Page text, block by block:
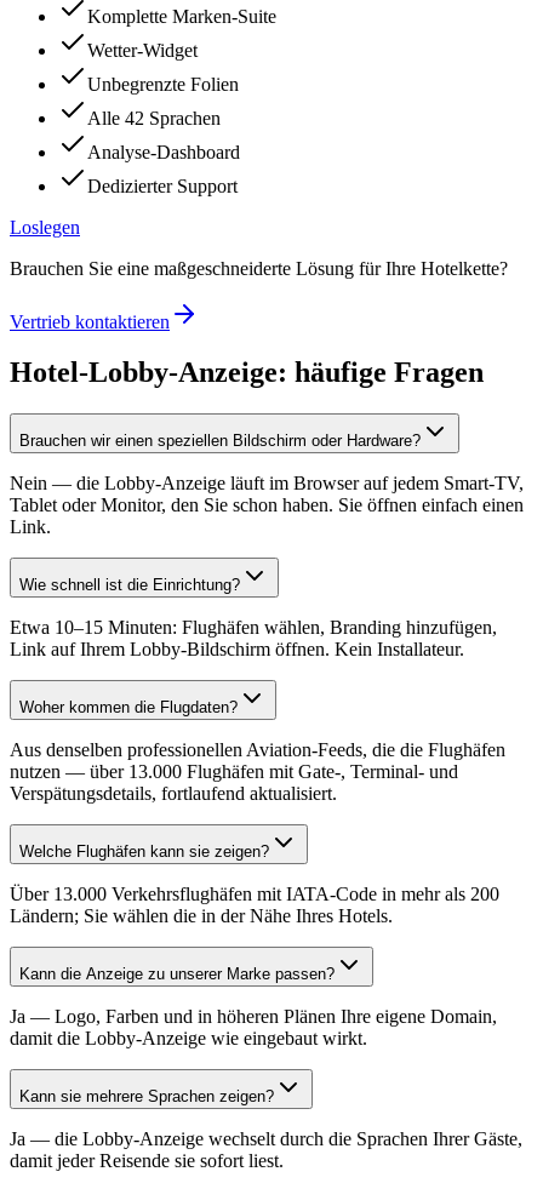
Komplette Marken-Suite
Wetter-Widget
Unbegrenzte Folien
Alle 42 Sprachen
Analyse-Dashboard
Dedizierter Support
Loslegen
Brauchen Sie eine maßgeschneiderte Lösung für Ihre Hotelkette?
Vertrieb kontaktieren
Hotel-Lobby-Anzeige: häufige Fragen
Brauchen wir einen speziellen Bildschirm oder Hardware?
Nein — die Lobby-Anzeige läuft im Browser auf jedem Smart-TV,
Tablet oder Monitor, den Sie schon haben. Sie öffnen einfach einen
Link.
Wie schnell ist die Einrichtung?
Etwa 10–15 Minuten: Flughäfen wählen, Branding hinzufügen,
Link auf Ihrem Lobby-Bildschirm öffnen. Kein Installateur.
Woher kommen die Flugdaten?
Aus denselben professionellen Aviation-Feeds, die die Flughäfen
nutzen — über 13.000 Flughäfen mit Gate-, Terminal- und
Verspätungsdetails, fortlaufend aktualisiert.
Welche Flughäfen kann sie zeigen?
Über 13.000 Verkehrsflughäfen mit IATA-Code in mehr als 200
Ländern; Sie wählen die in der Nähe Ihres Hotels.
Kann die Anzeige zu unserer Marke passen?
Ja — Logo, Farben und in höheren Plänen Ihre eigene Domain,
damit die Lobby-Anzeige wie eingebaut wirkt.
Kann sie mehrere Sprachen zeigen?
Ja — die Lobby-Anzeige wechselt durch die Sprachen Ihrer Gäste,
damit jeder Reisende sie sofort liest.